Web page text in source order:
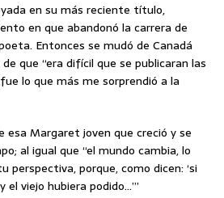
en su más reciente título,
en que abandonó la carrera de
Entonces se mudó de Canadá
que “era difícil que se publicaran las
lo que más me sorprendió a la
esa Margaret joven que creció y se
al igual que “el mundo cambia, lo
perspectiva, porque, como dicen: ‘si
el viejo hubiera podido…’”